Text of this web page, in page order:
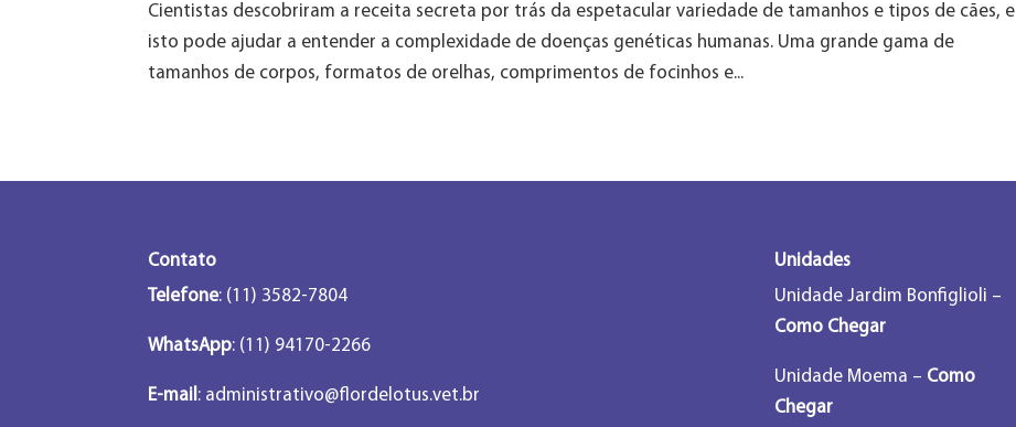
Cientistas descobriram a receita secreta por trás da espetacular variedade de tamanhos e tipos de cães, e
isto pode ajudar a entender a complexidade de doenças genéticas humanas. Uma grande gama de
tamanhos de corpos, formatos de orelhas, comprimentos de focinhos e...
Contato
Telefone: (11) 3582-7804
WhatsApp: (11) 94170-2266
E-mail : administrativo@flordelotus.vet.br
Unidades
Unidade Jardim Bonfiglioli –
Como Chegar
Unidade Moema – Como
Chegar